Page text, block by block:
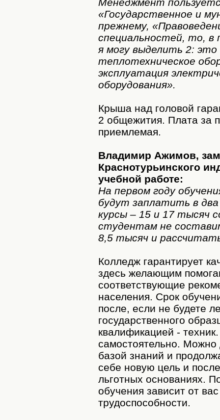
«Государственное и
прежнему,
специальностей, то, в
я могу выделить 2: это
теплотехническое
эксплуатация
оборудования».
Крыша над головой
2 общежития. Плата за
приемлемая.
Владимир Ажимов,
Краснотурьинского
учебной работе:
На первом году
будут заплатить в
курсы – 15 и 17 тысяч
студентам не
8,5 тысяч и
Колледж гарантирует
здесь желающим
соответствующие
населения. Срок
после, если не будете
государственного
квалификацией -
самостоятельно. Можно
базой знаний и
себе новую цель и
льготных основаниях.
обучения зависит от
трудоспособности.